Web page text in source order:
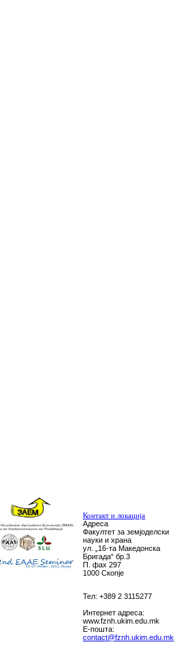
Контакт и локација
Адреса
Факултет за земјоделски
науки и храна
ул. „16-та Македонска
Бригада“ бр.3
П. фах 297
1000 Скопје
Тел: +389 2 3115277
Интернет адреса:
www.fznh.ukim.edu.mk
E-пошта:
contact@fznh.ukim.edu.mk